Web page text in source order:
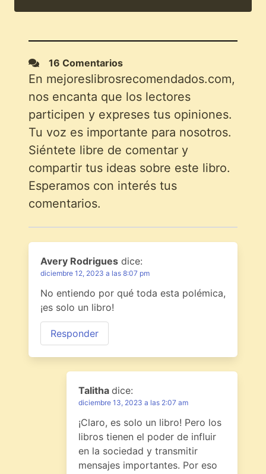
16 Comentarios
En mejoreslibrosrecomendados.com,
nos encanta que los lectores
participen y expreses tus opiniones.
Tu voz es importante para nosotros.
Siéntete libre de comentar y
compartir tus ideas sobre este libro.
Esperamos con interés tus
comentarios.
Avery Rodrigues dice:
diciembre 12, 2023 a las 8:07 pm
No entiendo por qué toda esta polémica,
¡es solo un libro!
Responder
Talitha dice:
diciembre 13, 2023 a las 2:07 am
¡Claro, es solo un libro! Pero los
libros tienen el poder de influir
en la sociedad y transmitir
mensajes importantes. Por eso